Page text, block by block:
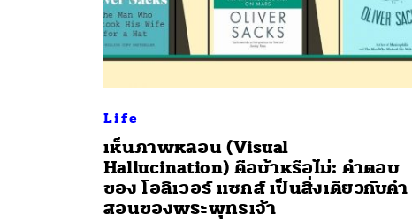
Life
เห็นภาพหลอน (Visual
Hallucination) คือบ้าหรือไม่: คำตอบ
ของ โอลิเวอร์ แซกส์ เป็นสิ่งเดียวกับคำ
สอนของพระพุทธเจ้า
ค้นหา